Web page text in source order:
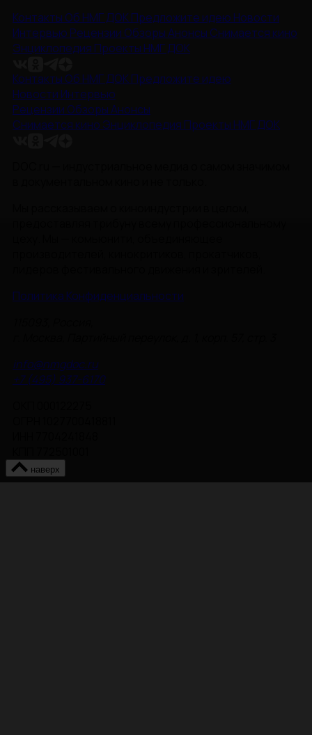
Контакты Об НМГ ДОКПредложите идею Новости
Интервью Рецензии ОбзорыАнонсы Снимается кино
Энциклопедия Проекты НМГ ДОК
Контакты Об НМГ ДОКПредложите идею
Новости Интервью
Рецензии ОбзорыАнонсы
Снимается кино Энциклопедия Проекты НМГ ДОК
Политика Конфиденциальности
info@nmgdoc.ru
+7 (495) 937-6170
наверх